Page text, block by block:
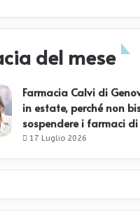
del mese
Farmacia Calvi di
in estate, perché non
sospendere i farmaci
17 Luglio 2026